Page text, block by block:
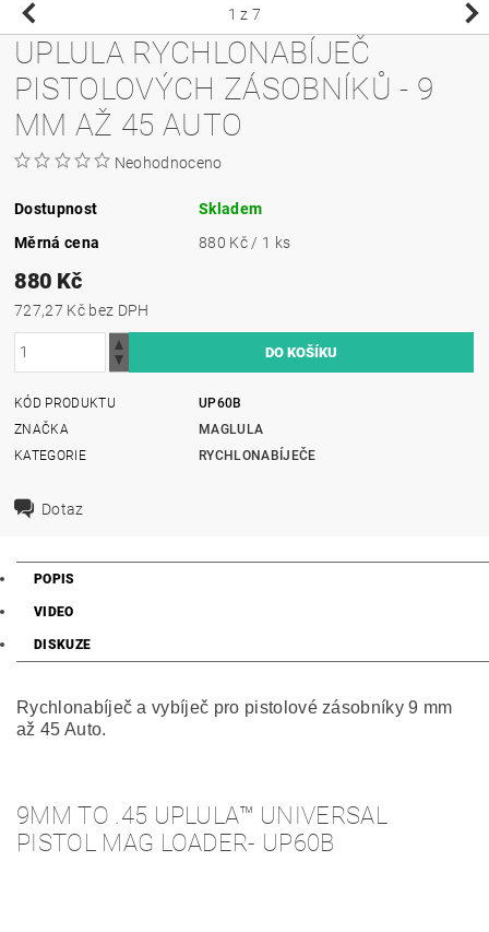
1 z 7
UPLULA RYCHLONABÍJEČ
PISTOLOVÝCH ZÁSOBNÍKŮ - 9
MM AŽ 45 AUTO
Neohodnoceno
Dostupnost
Skladem
Měrná cena
880 Kč / 1 ks
880 Kč
727,27 Kč bez DPH
KÓD PRODUKTU
UP60B
ZNAČKA
MAGLULA
KATEGORIE
RYCHLONABÍJEČE
Dotaz
POPIS
VIDEO
DISKUZE
Rychlonabíječ a vybíječ pro pistolové zásobníky 9 mm
až 45 Auto.
9MM TO .45 UPLULA™ UNIVERSAL
PISTOL MAG LOADER- UP60B